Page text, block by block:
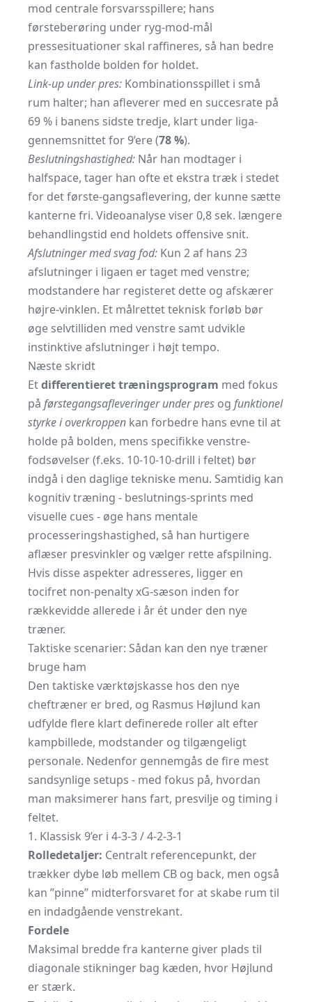
mod centrale forsvarsspillere; hans
førsteberøring under ryg-mod-mål
pressesituationer skal raffineres, så han bedre
kan fastholde bolden for holdet.
Link-up under pres: Kombinationsspillet i små
rum halter; han afleverer med en succesrate på
69 % i banens sidste tredje, klart under liga-
gennemsnittet for 9’ere (78 %).
Beslutningshastighed: Når han modtager i
halfspace, tager han ofte et ekstra træk i stedet
for det første-gangsaflevering, der kunne sætte
kanterne fri. Videoanalyse viser 0,8 sek. længere
behandlingstid end holdets offensive snit.
Afslutninger med svag fod: Kun 2 af hans 23
afslutninger i ligaen er taget med venstre;
modstandere har registeret dette og afskærer
højre-vinklen. Et målrettet teknisk forløb bør
øge selvtilliden med venstre samt udvikle
instinktive afslutninger i højt tempo.
Næste skridt
Etdifferentieret træningsprogram med fokus
på førstegangsafleveringer under pres og funktionel
styrke i overkroppen kan forbedre hans evne til at
holde på bolden, mens specifikke venstre-
fodsøvelser (f.eks. 10-10-10-drill i feltet) bør
indgå i den daglige tekniske menu. Samtidig kan
kognitiv træning - beslutnings-sprints med
visuelle cues - øge hans mentale
processeringshastighed, så han hurtigere
aflæser presvinkler og vælger rette afspilning.
Hvis disse aspekter adresseres, ligger en
tocifret non-penalty xG-sæson inden for
rækkevidde allerede i år ét under den nye
træner.
Taktiske scenarier: Sådan kan den nye træner
bruge ham
Den taktiske værktøjskasse hos den nye
cheftræner er bred, og Rasmus Højlund kan
udfylde flere klart definerede roller alt efter
kampbillede, modstander og tilgængeligt
personale. Nedenfor gennemgås de fire mest
sandsynlige setups - med fokus på, hvordan
man maksimerer hans fart, presvilje og timing i
feltet.
1. Klassisk 9’er i 4-3-3 / 4-2-3-1
Rolledetaljer: Centralt referencepunkt, der
trækker dybe løb mellem CB og back, men også
kan ”pinne” midterforsvaret for at skabe rum til
en indadgående venstrekant.
Fordele
Maksimal bredde fra kanterne giver plads til
diagonale stikninger bag kæden, hvor Højlund
er stærk.